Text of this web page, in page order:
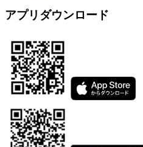
アプリダウンロード